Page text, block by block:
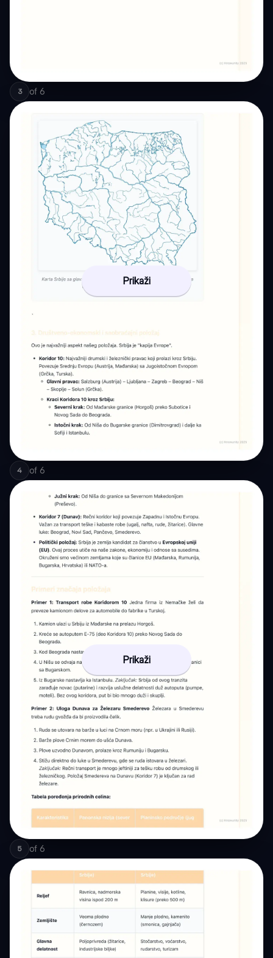
3 of 6
Prikaži
4 of 6
Prikaži
5 of 6